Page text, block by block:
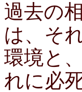
過去の
は、そ
環境と
れに必